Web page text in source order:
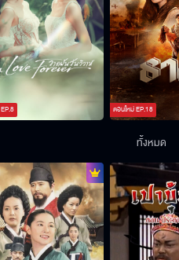
EP.8 ตอนใหม่EP.18
ทั้งหมด